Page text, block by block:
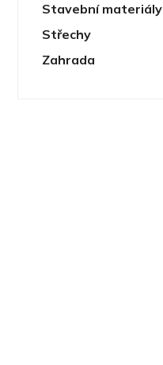
Stavební materiály
Střechy
Zahrada